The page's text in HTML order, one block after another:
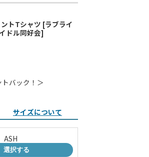
トTシャツ [ラブライ
ドル同好会]
バック！＞
サイズについて
選択する